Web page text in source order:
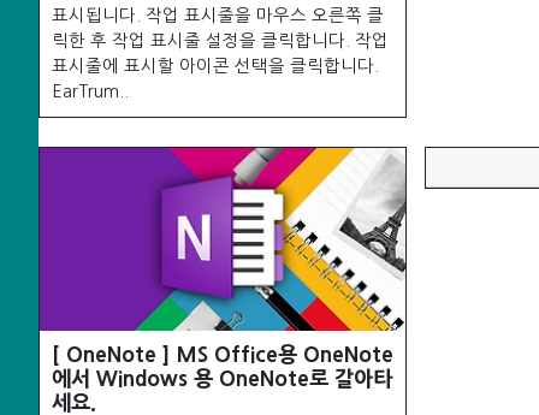
표시됩니다. 작업 표시줄을 마우스 오른쪽 클
릭한 후 작업 표시줄 설정을 클릭합니다. 작업
표시줄에 표시할 아이콘 선택을 클릭합니다.
EarTrum..
[ OneNote ] MS Office용 OneNote
에서 Windows 용 OneNote로 갈아타
세요.